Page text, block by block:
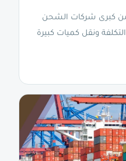
كبرى شركات الشحن
ونقل كميات كبيرة